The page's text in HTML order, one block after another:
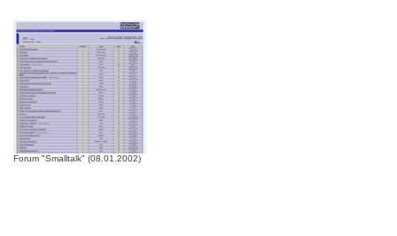
Forum "Smalltalk" (08.01.2002)